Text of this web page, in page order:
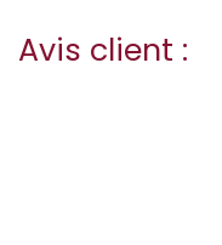
Avis client :